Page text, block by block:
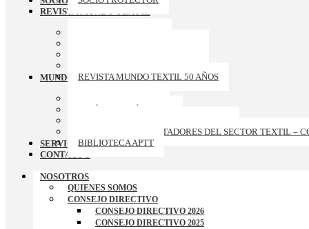
REVISTA MUNDO TEXTIL
REVISTA MUNDO TEXTIL 50 AÑOS
MUNDO APTT
RANKING DE EXPORTADORES DEL SECTOR TEXTIL –
BIBLIOTECA APTT
SERVICIOS
CONTACTO
NOSOTROS
QUIENES SOMOS
CONSEJO DIRECTIVO
CONSEJO DIRECTIVO 2026
CONSEJO DIRECTIVO 2025